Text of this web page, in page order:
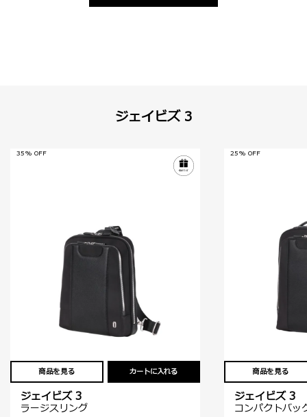
ジェイビズ 3
商品を見る カートに入れる
35% OFF
ジェイビズ 3
ラージスリング
商品を見る
25% OFF
ジェイビズ 3
コンパクトバッ